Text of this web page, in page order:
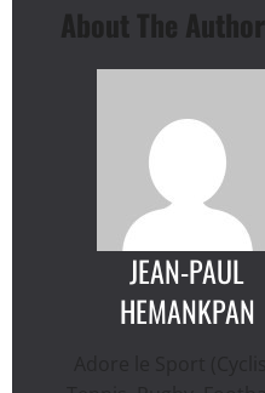
About The Author
JEAN-PAUL
HEMANKPAN